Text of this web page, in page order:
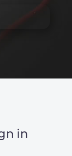
in